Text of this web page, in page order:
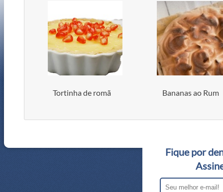
Tortinha de romã Bananas ao Rum
Fique por